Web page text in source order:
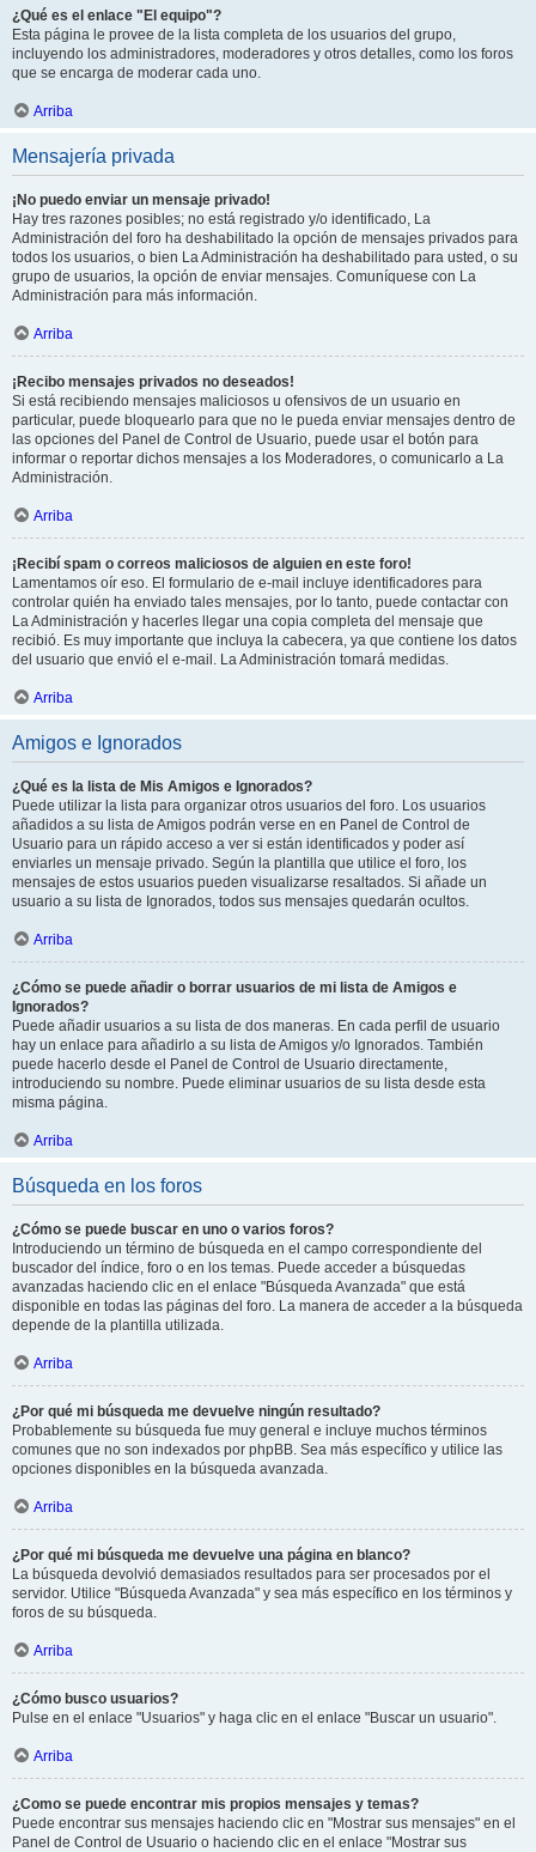
¿Qué es el enlace "El equipo"?
Esta página le provee de la lista completa de los usuarios del grupo,
incluyendo los administradores, moderadores y otros detalles, como los foros
que se encarga de moderar cada uno.
Arriba
Mensajería privada
¡No puedo enviar un mensaje privado!
Hay tres razones posibles; no está registrado y/o identificado, La
Administración del foro ha deshabilitado la opción de mensajes privados para
todos los usuarios, o bien La Administración ha deshabilitado para usted, o su
grupo de usuarios, la opción de enviar mensajes. Comuníquese con La
Administración para más información.
Arriba
¡Recibo mensajes privados no deseados!
Si está recibiendo mensajes maliciosos u ofensivos de un usuario en
particular, puede bloquearlo para que no le pueda enviar mensajes dentro de
las opciones del Panel de Control de Usuario, puede usar el botón para
informar o reportar dichos mensajes a los Moderadores, o comunicarlo a La
Administración.
Arriba
¡Recibí spam o correos maliciosos de alguien en este foro!
Lamentamos oír eso. El formulario de e-mail incluye identificadores para
controlar quién ha enviado tales mensajes, por lo tanto, puede contactar con
La Administración y hacerles llegar una copia completa del mensaje que
recibió. Es muy importante que incluya la cabecera, ya que contiene los datos
del usuario que envió el e-mail. La Administración tomará medidas.
Arriba
Amigos e Ignorados
¿Qué es la lista de Mis Amigos e Ignorados?
Puede utilizar la lista para organizar otros usuarios del foro. Los usuarios
añadidos a su lista de Amigos podrán verse en en Panel de Control de
Usuario para un rápido acceso a ver si están identificados y poder así
enviarles un mensaje privado. Según la plantilla que utilice el foro, los
mensajes de estos usuarios pueden visualizarse resaltados. Si añade un
usuario a su lista de Ignorados, todos sus mensajes quedarán ocultos.
Arriba
¿Cómo se puede añadir o borrar usuarios de mi lista de Amigos e
Ignorados?
Puede añadir usuarios a su lista de dos maneras. En cada perfil de usuario
hay un enlace para añadirlo a su lista de Amigos y/o Ignorados. También
puede hacerlo desde el Panel de Control de Usuario directamente,
introduciendo su nombre. Puede eliminar usuarios de su lista desde esta
misma página.
Arriba
Búsqueda en los foros
¿Cómo se puede buscar en uno o varios foros?
Introduciendo un término de búsqueda en el campo correspondiente del
buscador del índice, foro o en los temas. Puede acceder a búsquedas
avanzadas haciendo clic en el enlace "Búsqueda Avanzada" que está
disponible en todas las páginas del foro. La manera de acceder a la búsqueda
depende de la plantilla utilizada.
Arriba
¿Por qué mi búsqueda me devuelve ningún resultado?
Probablemente su búsqueda fue muy general e incluye muchos términos
comunes que no son indexados por phpBB. Sea más específico y utilice las
opciones disponibles en la búsqueda avanzada.
Arriba
¿Por qué mi búsqueda me devuelve una página en blanco?
La búsqueda devolvió demasiados resultados para ser procesados por el
servidor. Utilice "Búsqueda Avanzada" y sea más específico en los términos y
foros de su búsqueda.
Arriba
¿Cómo busco usuarios?
Pulse en el enlace "Usuarios" y haga clic en el enlace "Buscar un usuario".
Arriba
¿Como se puede encontrar mis propios mensajes y temas?
Puede encontrar sus mensajes haciendo clic en "Mostrar sus mensajes" en el
Panel de Control de Usuario o haciendo clic en el enlace "Mostrar sus